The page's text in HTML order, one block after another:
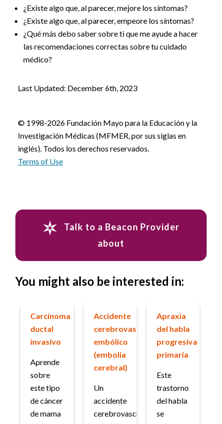
¿Existe algo que, al parecer, mejore los síntomas?
¿Existe algo que, al parecer, empeore los síntomas?
¿Qué más debo saber sobre ti que me ayude a hacer
las recomendaciones correctas sobre tu cuidado
médico?
Last Updated: December 6th, 2023
© 1998-2026 Fundación Mayo para la Educación y la
Investigación Médicas (MFMER, por sus siglas en
inglés). Todos los derechos reservados.
Terms of Use
Talk to a Beacon Provider
about
You might also be interested in:
Carcinoma
ductal
invasivo
Aprende
sobre
este tipo
de cáncer
de mama
Accidente
cerebrovascular
embólico
(embolia
cerebral)
Un
accidente
cerebrovascular
Apraxia
del habla
progresiva
primaria
Este
trastorno
del habla
se